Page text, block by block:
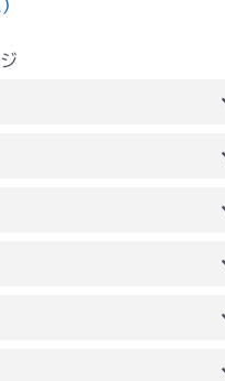
出)
内)